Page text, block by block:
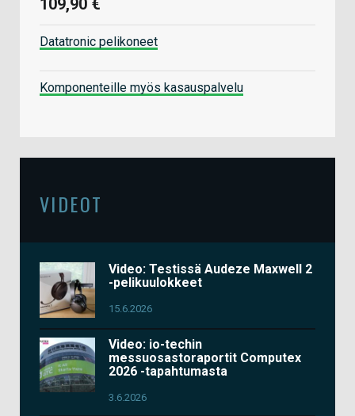
109,90 €
Datatronic pelikoneet
Komponenteille myös kasauspalvelu
VIDEOT
Video: Testissä Audeze Maxwell 2
-pelikuulokkeet
15.6.2026
Video: io-techin
messuosastoraportit Computex
2026 -tapahtumasta
3.6.2026